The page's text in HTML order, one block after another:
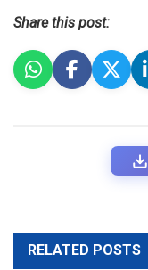
Share this post:
RELATED POSTS